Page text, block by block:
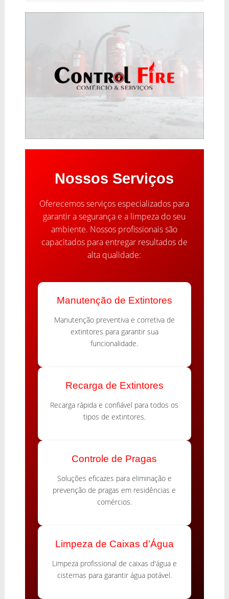
Nossos Serviços
Oferecemos serviços especializados para
garantir a segurança e a limpeza do seu
ambiente. Nossos profissionais são
capacitados para entregar resultados de
alta qualidade:
Manutenção de Extintores
Manutenção preventiva e corretiva de
extintores para garantir sua
funcionalidade.
Recarga de Extintores
Recarga rápida e confiável para todos os
tipos de extintores.
Controle de Pragas
Soluções eficazes para eliminação e
prevenção de pragas em residências e
comércios.
Limpeza de Caixas d'Água
Limpeza profissional de caixas d'água e
cisternas para garantir água potável.